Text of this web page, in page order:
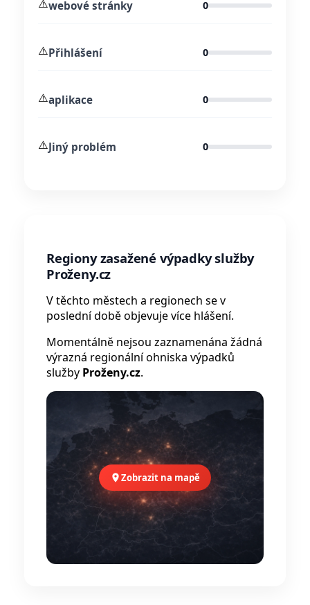
⚠️webové stránky 0
⚠️Přihlášení 0
⚠️aplikace 0
⚠️Jiný problém 0
Regiony zasažené výpadky služby
Proženy.cz
V těchto městech a regionech se v
poslední době objevuje více hlášení.
Momentálně nejsou zaznamenána žádná
výrazná regionální ohniska výpadků
služby Proženy.cz.
Zobrazit na mapě